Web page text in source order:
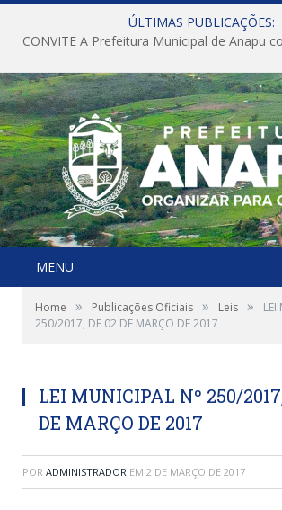
ÚLTIMAS PUBLICAÇÕES:
MENU
Home » Publicações Oficiais » Leis »
LEI
250/2017, DE 02 DE MARÇO DE 2017
LEI MUNICIPAL Nº 250/
DE MARÇO DE 2017
POR ADMINISTRADOR EM 2 DE MARÇO DE 2017